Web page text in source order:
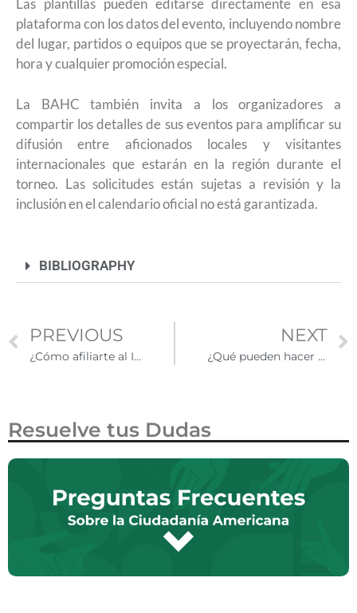
Las plantillas pueden editarse directamente en esa
plataforma con los datos del evento, incluyendo nombre
del lugar, partidos o equipos que se proyectarán, fecha,
hora y cualquier promoción especial.
La BAHC también invita a los organizadores a
compartir los detalles de sus eventos para amplificar su
difusión entre aficionados locales y visitantes
internacionales que estarán en la región durante el
torneo. Las solicitudes están sujetas a revisión y la
inclusión en el calendario oficial no está garantizada.
BIBLIOGRAPHY
PREVIOUS
¿Cómo afiliarte al IMSS si trabajas en Estados Unidos?
NEXT
¿Qué pueden hacer los ciudadanos latinos ante redadas migratorias y perfilamiento racial?
Resuelve tus Dudas